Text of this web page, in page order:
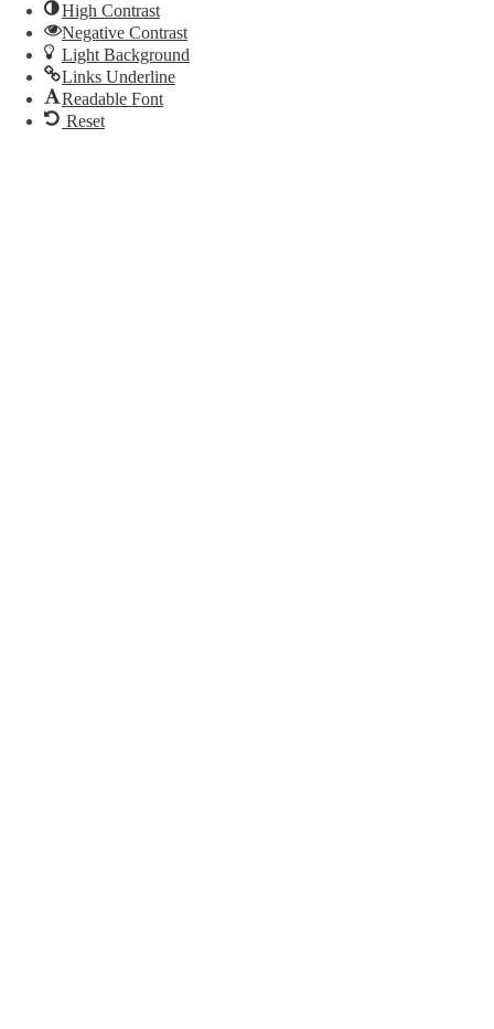
High Contrast
Negative Contrast
Light Background
Links Underline
Readable Font
Reset